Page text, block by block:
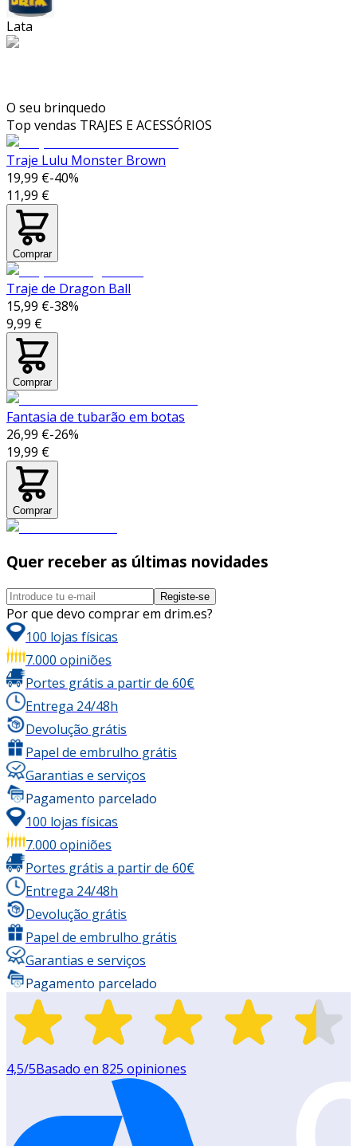
Lata
O seu brinquedo
Top vendas TRAJES E ACESSÓRIOS
Traje Lulu Monster Brown
19,99 €-40%
11,99 €
Comprar
Traje de Dragon Ball
15,99 €-38%
9,99 €
Comprar
Fantasia de tubarão em botas
26,99 €-26%
19,99 €
Comprar
Quer receber as últimas novidades
Registe-se
Por que devo comprar em drim.es?
100 lojas físicas
7.000 opiniões
Portes grátis a partir de 60€
Entrega 24/48h
Devolução grátis
Papel de embrulho grátis
Garantias e serviços
Pagamento parcelado
100 lojas físicas
7.000 opiniões
Portes grátis a partir de 60€
Entrega 24/48h
Devolução grátis
Papel de embrulho grátis
Garantias e serviços
Pagamento parcelado
4,5/5Basado en 825 opiniones